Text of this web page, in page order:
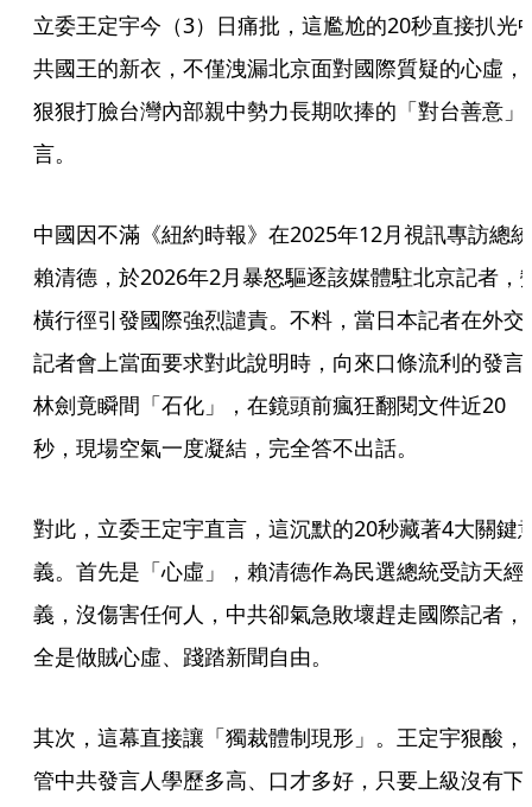
立委王定宇今（3）日痛批，這尷尬的20秒直接扒光
共國王的新衣，不僅洩漏北京面對國際質疑的心虛，
狠狠打臉台灣內部親中勢力長期吹捧的「對台善意」
言。
中國因不滿《紐約時報》在2025年12月視訊專訪總統
賴清德，於2026年2月暴怒驅逐該媒體駐北京記者，
橫行徑引發國際強烈譴責。不料，當日本記者在外交
記者會上當面要求對此說明時，向來口條流利的發言
林劍竟瞬間「石化」，在鏡頭前瘋狂翻閱文件近20
秒，現場空氣一度凝結，完全答不出話。
對此，立委王定宇直言，這沉默的20秒藏著4大關鍵
義。首先是「心虛」，賴清德作為民選總統受訪天經
義，沒傷害任何人，中共卻氣急敗壞趕走國際記者，
全是做賊心虛、踐踏新聞自由。
其次，這幕直接讓「獨裁體制現形」。王定宇狠酸，
管中共發言人學歷多高、口才多好，只要上級沒有下